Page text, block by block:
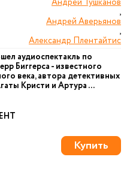
Андрей Тушканов
,
Андрей Аверьянов
,
Александр Плентайтис
аудиоспектакль по
Биггерса - известного
века, автора детективных
Кристи и Артура ...
Купить